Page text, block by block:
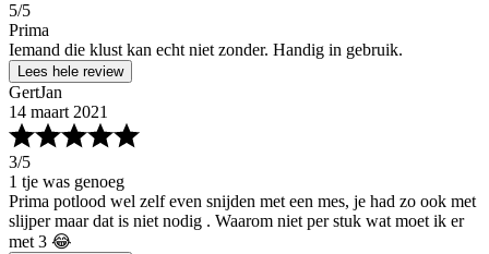
5/5
Prima
Iemand die klust kan echt niet zonder. Handig in gebruik.
Lees hele review
GertJan
14 maart 2021
3/5
1 tje was genoeg
Prima potlood wel zelf even snijden met een mes, je had zo ook met
slijper maar dat is niet nodig . Waarom niet per stuk wat moet ik er
met 3 😂